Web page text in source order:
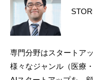
専門分野はスタートア
様々なジャンル（医療